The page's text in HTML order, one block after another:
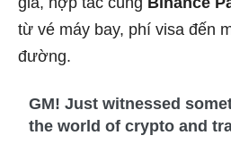
từ vé máy bay, phí visa đến
đường.
GM! Just witnessed
the world of crypto and